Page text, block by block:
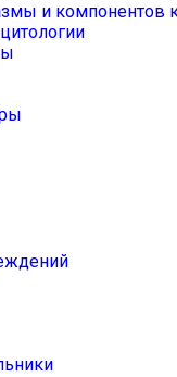
и компонентов